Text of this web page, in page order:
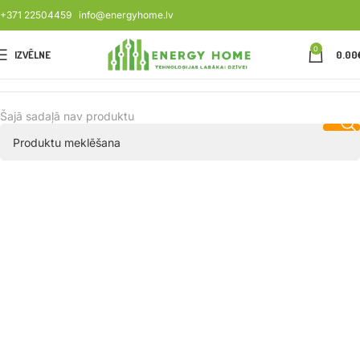
+371 22504459 info@energyhome.lv
IZVĒLNE 0 0.00
Šajā sadaļā nav produktu